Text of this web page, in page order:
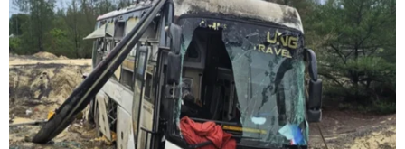
Một cửa hàng của Walmart tại Burbank, California, Mỹ. (Ảnh:
AFP/TTXVN)
Ngày 13/5, tờ Wall Street Journal của Mỹ dẫn
các nguồn thạo tin cho biết tập đoàn bán lẻ
Walmart đang thực hiện cắt giảm hàng trăm vị